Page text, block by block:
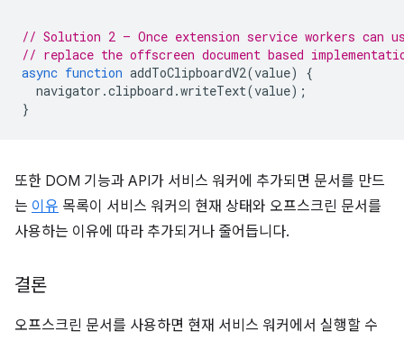
// Solution 2 – Once extension service workers can
// replace the offscreen document based
async function addToClipboardV2(value)
{
navigator .clipboard .writeText(value);
}
또한 DOM 기능과 API가 서비스 워커에 추가되면 문서를 만드
는 이유 목록이 서비스 워커의 현재 상태와 오프스크린 문서를
사용하는 이유에 따라 추가되거나 줄어듭니다.
결론
오프스크린 문서를 사용하면 현재 서비스 워커에서 실행할 수